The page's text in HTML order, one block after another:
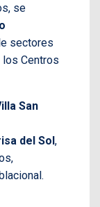
se
sectores
Centros
San
del Sol,